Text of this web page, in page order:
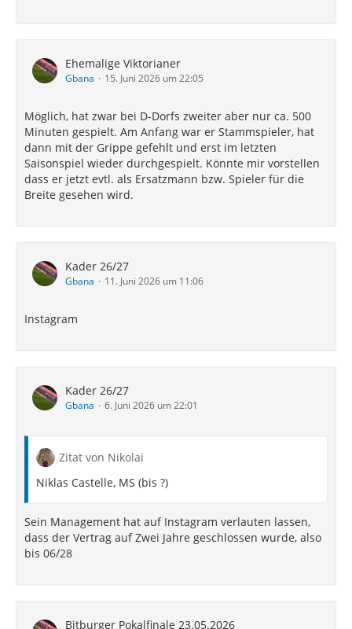
Ehemalige Viktorianer
Gbana 15. Juni 2026 um 22:05
Möglich, hat zwar bei D-Dorfs zweiter aber nur ca. 500
Minuten gespielt. Am Anfang war er Stammspieler, hat
dann mit der Grippe gefehlt und erst im letzten
Saisonspiel wieder durchgespielt. Könnte mir vorstellen
dass er jetzt evtl. als Ersatzmann bzw. Spieler für die
Breite gesehen wird.
Kader 26/27
Gbana 11. Juni 2026 um 11:06
Instagram
Kader 26/27
Gbana 6. Juni 2026 um 22:01
Zitat von Nikolai
Niklas Castelle, MS (bis ?)
Sein Management hat auf Instagram verlauten lassen,
dass der Vertrag auf Zwei Jahre geschlossen wurde, also
bis 06/28
Bitburger Pokalfinale 23.05.2026